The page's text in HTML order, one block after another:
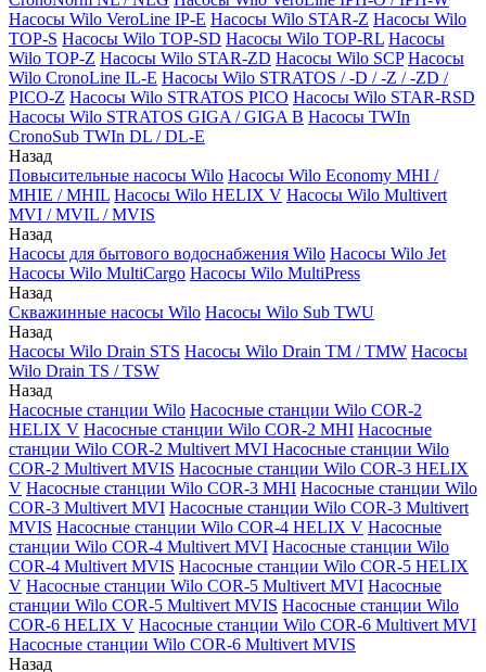
Насосы Wilo VeroLine IP-E Насосы Wilo STAR-Z Насосы Wilo
TOP-S Насосы Wilo TOP-SD Насосы Wilo TOP-RL Насосы
Wilo TOP-Z Насосы Wilo STAR-ZD Насосы Wilo SCP Насосы
Wilo CronoLine IL-E Насосы Wilo STRATOS / -D / -Z / -ZD /
PICO-Z Насосы Wilo STRATOS PICO Насосы Wilo STAR-RSD
Насосы Wilo STRATOS GIGA / GIGA B Насосы TWIn
CronoSub TWIn DL / DL-E
Назад
Повысительные насосы Wilo Насосы Wilo Economy MHI /
MHIE / MHIL Насосы Wilo HELIX V Насосы Wilo Multivert
MVI / MVIL / MVIS
Назад
Насосы для бытового водоснабжения Wilo Насосы Wilo Jet
Насосы Wilo MultiCargo Насосы Wilo MultiPress
Назад
Скважинные насосы Wilo Насосы Wilo Sub TWU
Назад
Насосы Wilo Drain STS Насосы Wilo Drain TM / TMW Насосы
Wilo Drain TS / TSW
Назад
Насосные станции Wilo Насосные станции Wilo COR-2
HELIX V Насосные станции Wilo COR-2 MHI Насосные
станции Wilo COR-2 Multivert MVI Насосные станции Wilo
COR-2 Multivert MVIS Насосные станции Wilo COR-3 HELIX
V Насосные станции Wilo COR-3 MHI Насосные станции Wilo
COR-3 Multivert MVI Насосные станции Wilo COR-3 Multivert
MVIS Насосные станции Wilo COR-4 HELIX V Насосные
станции Wilo COR-4 Multivert MVI Насосные станции Wilo
COR-4 Multivert MVIS Насосные станции Wilo COR-5 HELIX
V Насосные станции Wilo COR-5 Multivert MVI Насосные
станции Wilo COR-5 Multivert MVIS Насосные станции Wilo
COR-6 HELIX V Насосные станции Wilo COR-6 Multivert MVI
Насосные станции Wilo COR-6 Multivert MVIS
Назад